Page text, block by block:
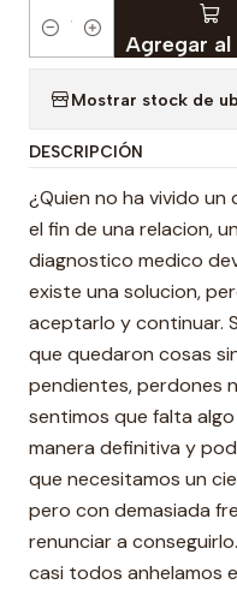
Cantidad Agregar al
Mostrar stock de
DESCRIPCIÓN
¿Quien no ha vivido un
el fin de una relacion,
diagnostico medico
existe una solucion,
aceptarlo y continuar.
que quedaron cosas
pendientes, perdones
sentimos que falta
manera definitiva y
que necesitamos un
pero con demasiada
renunciar a
casi todos anhelamos